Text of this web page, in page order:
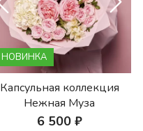
НОВИНКА
Капсульная коллекция
Нежная Муза
6 500₽